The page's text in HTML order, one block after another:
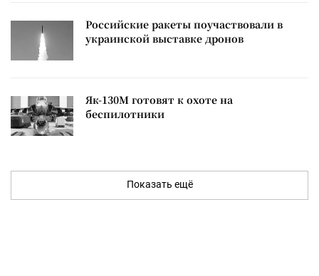
Российские ракеты поучаствовали в
украинской выставке дронов
Як-130М готовят к охоте на
беспилотники
Показать ещё